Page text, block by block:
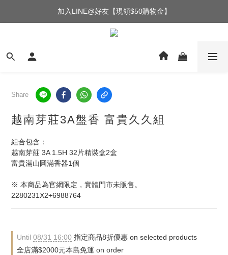
加入LINE@好友【現領$50購物金】
Share
越南芽莊3A盤香 富貴久久組
組合包含：
越南芽莊 3A 1.5H 32片精裝盒2盒
富貴滿山圓滿香器1個
※ 本商品為官網限定，實體門市未販售。
2280231X2+6988764
Until 08/31 16:00 指定商品8折優惠 on selected products
全店滿$2000元本島免運 on order